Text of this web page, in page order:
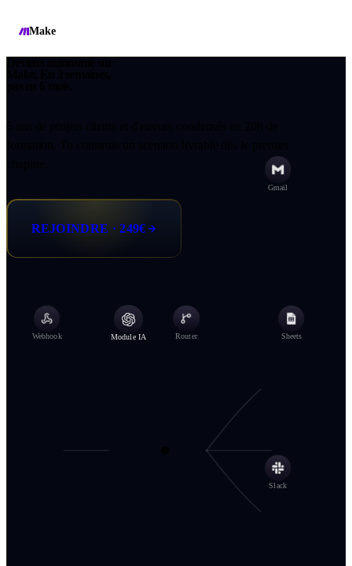
Make
REJOINDRE · 249€
Webhook Module IA Router
Gmail
Sheets
Slack